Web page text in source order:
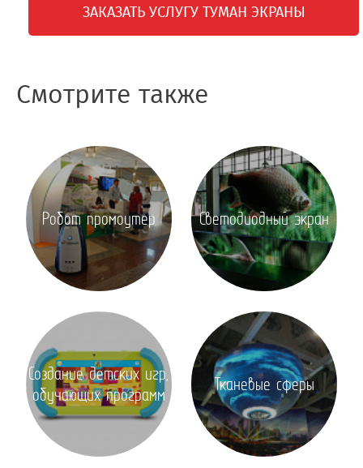
ЗАКАЗАТЬ УСЛУГУ ТУМАН ЭКРАНЫ
Смотрите также
Робот промоутер Светодиодный экран
Создание детских игр,
обучающих программ
Тканевые сферы